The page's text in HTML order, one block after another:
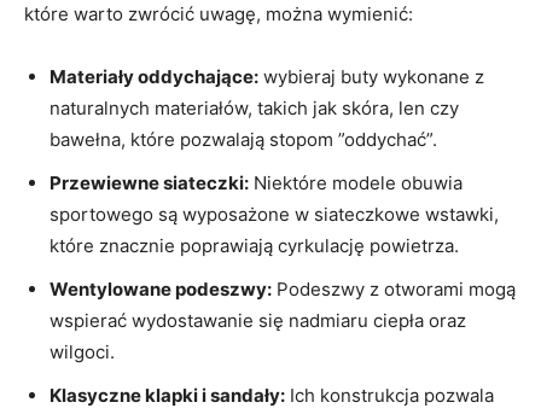
które warto ⁢zwrócić⁣ uwagę, można​ wymienić:
Materiały​ oddychające: wybieraj buty wykonane ⁣z
naturalnych materiałów, takich jak skóra, len czy
bawełna,​ które pozwalają stopom ‍”oddychać”.
Przewiewne siateczki: Niektóre modele obuwia
sportowego‍ są wyposażone w siateczkowe wstawki,‌
które znacznie poprawiają ​cyrkulację powietrza.
Wentylowane podeszwy: Podeszwy z otworami mogą
wspierać wydostawanie się nadmiaru ciepła oraz
wilgoci.
Klasyczne klapki i sandały: Ich konstrukcja pozwala